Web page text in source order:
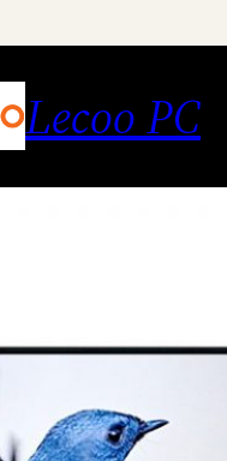
Lecoo PC